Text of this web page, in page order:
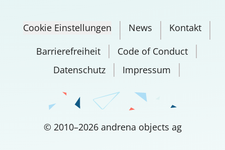
© 2010–2026 andrena objects ag
Cookie Einstellungen News
Kontakt
Barrierefreiheit
Code of Conduct
Datenschutz
Impressum